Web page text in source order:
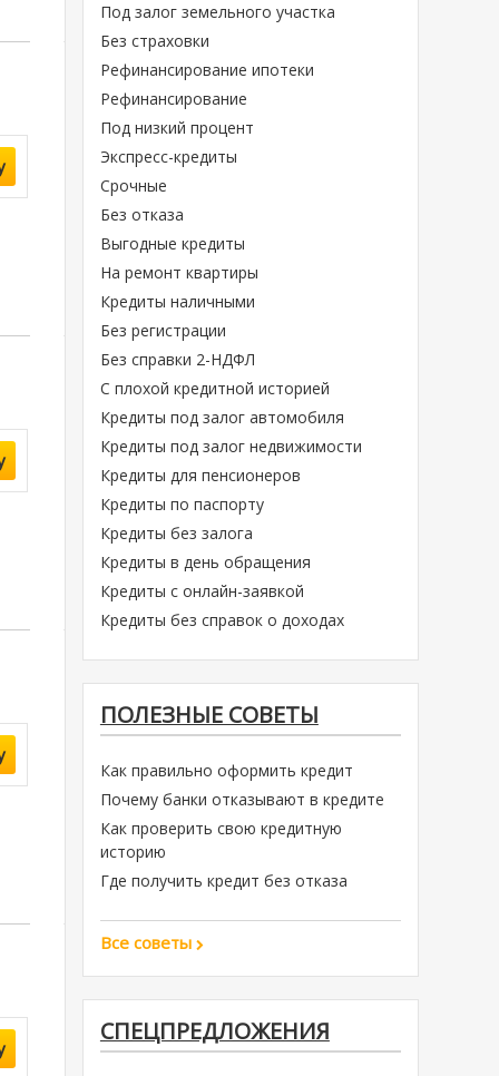
Под залог земельного участка
Без страховки
Рефинансирование ипотеки
Рефинансирование
Под низкий процент
Экспресс-кредиты
Срочные
Без отказа
Выгодные кредиты
На ремонт квартиры
Кредиты наличными
Без регистрации
Без справки 2-НДФЛ
С плохой кредитной историей
Кредиты под залог автомобиля
Кредиты под залог недвижимости
Кредиты для пенсионеров
Кредиты по паспорту
Кредиты без залога
Кредиты в день обращения
Кредиты с онлайн-заявкой
Кредиты без справок о доходах
ПОЛЕЗНЫЕ СОВЕТЫ
Как правильно оформить кредит
Почему банки отказывают в кредите
Как проверить свою кредитную
историю
Где получить кредит без отказа
Все советы
СПЕЦПРЕДЛОЖЕНИЯ